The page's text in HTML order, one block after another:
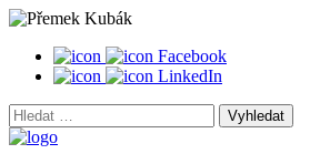
Facebook
LinkedIn
Vyhledat: